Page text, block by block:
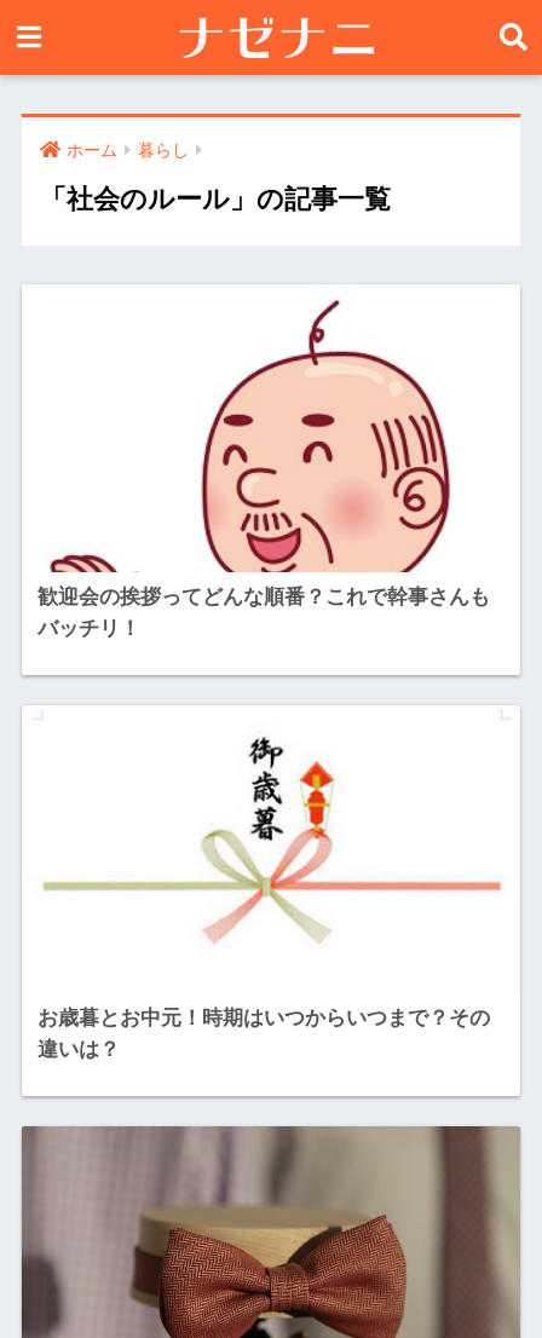
ホーム 暮らし
「社会のルール」の記事一覧
歓迎会の挨拶ってどんな順番？これで幹事さんも
バッチリ！
お歳暮とお中元！時期はいつからいつまで？その
違いは？